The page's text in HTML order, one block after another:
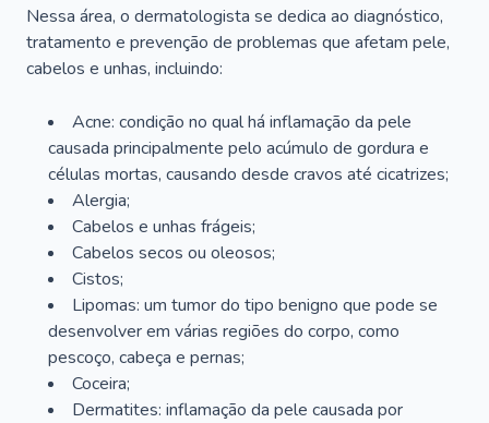
Nessa área, o dermatologista se dedica ao diagnóstico,
tratamento e prevenção de problemas que afetam pele,
cabelos e unhas, incluindo:
Acne: condição no qual há inflamação da pele
causada principalmente pelo acúmulo de gordura e
células mortas, causando desde cravos até cicatrizes;
Alergia;
Cabelos e unhas frágeis;
Cabelos secos ou oleosos;
Cistos;
Lipomas: um tumor do tipo benigno que pode se
desenvolver em várias regiões do corpo, como
pescoço, cabeça e pernas;
Coceira;
Dermatites: inflamação da pele causada por